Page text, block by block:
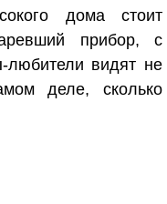
дома стоит
прибор, с
любители видят не
деле, сколько